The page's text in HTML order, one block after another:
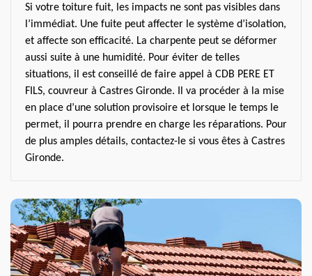
Si votre toiture fuit, les impacts ne sont pas visibles dans
l’immédiat. Une fuite peut affecter le système d’isolation,
et affecte son efficacité. La charpente peut se déformer
aussi suite à une humidité. Pour éviter de telles
situations, il est conseillé de faire appel à CDB PERE ET
FILS, couvreur à Castres Gironde. Il va procéder à la mise
en place d’une solution provisoire et lorsque le temps le
permet, il pourra prendre en charge les réparations. Pour
de plus amples détails, contactez-le si vous êtes à Castres
Gironde.